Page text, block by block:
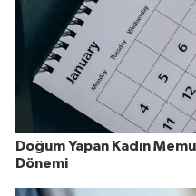
Doğum Yapan Kadın
Dönemi